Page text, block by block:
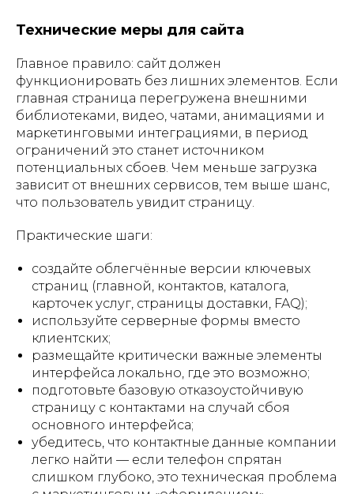
Технические меры для сайта
Главное правило: сайт должен
функционировать без лишних элементов. Если
главная страница перегружена внешними
библиотеками, видео, чатами, анимациями и
маркетинговыми интеграциями, в период
ограничений это станет источником
потенциальных сбоев. Чем меньше загрузка
зависит от внешних сервисов, тем выше шанс,
что пользователь увидит страницу.
Практические шаги:
создайте облегчённые версии ключевых
страниц (главной, контактов, каталога,
карточек услуг, страницы доставки, FAQ);
используйте серверные формы вместо
клиентских;
размещайте критически важные элементы
интерфейса локально, где это возможно;
подготовьте базовую отказоустойчивую
страницу с контактами на случай сбоя
основного интерфейса;
убедитесь, что контактные данные компании
легко найти — если телефон спрятан
слишком глубоко, это техническая проблема